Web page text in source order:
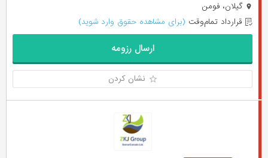
گیلان، فومن
قرارداد تمام‌وقت (برای مشاهده حقوق وارد شوید)
ارسال رزومه
نشان کردن